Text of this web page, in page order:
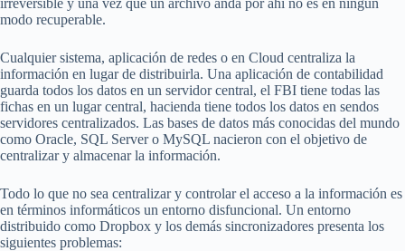
irreversible y una vez que un archivo anda por ahí no es en ningún
modo recuperable.
Cualquier sistema, aplicación de redes o en Cloud centraliza la
información en lugar de distribuirla. Una aplicación de contabilidad
guarda todos los datos en un servidor central, el FBI tiene todas las
fichas en un lugar central, hacienda tiene todos los datos en sendos
servidores centralizados. Las bases de datos más conocidas del mundo
como Oracle, SQL Server o MySQL nacieron con el objetivo de
centralizar y almacenar la información.
Todo lo que no sea centralizar y controlar el acceso a la información es
en términos informáticos un entorno disfuncional. Un entorno
distribuido como Dropbox y los demás sincronizadores presenta los
siguientes problemas: